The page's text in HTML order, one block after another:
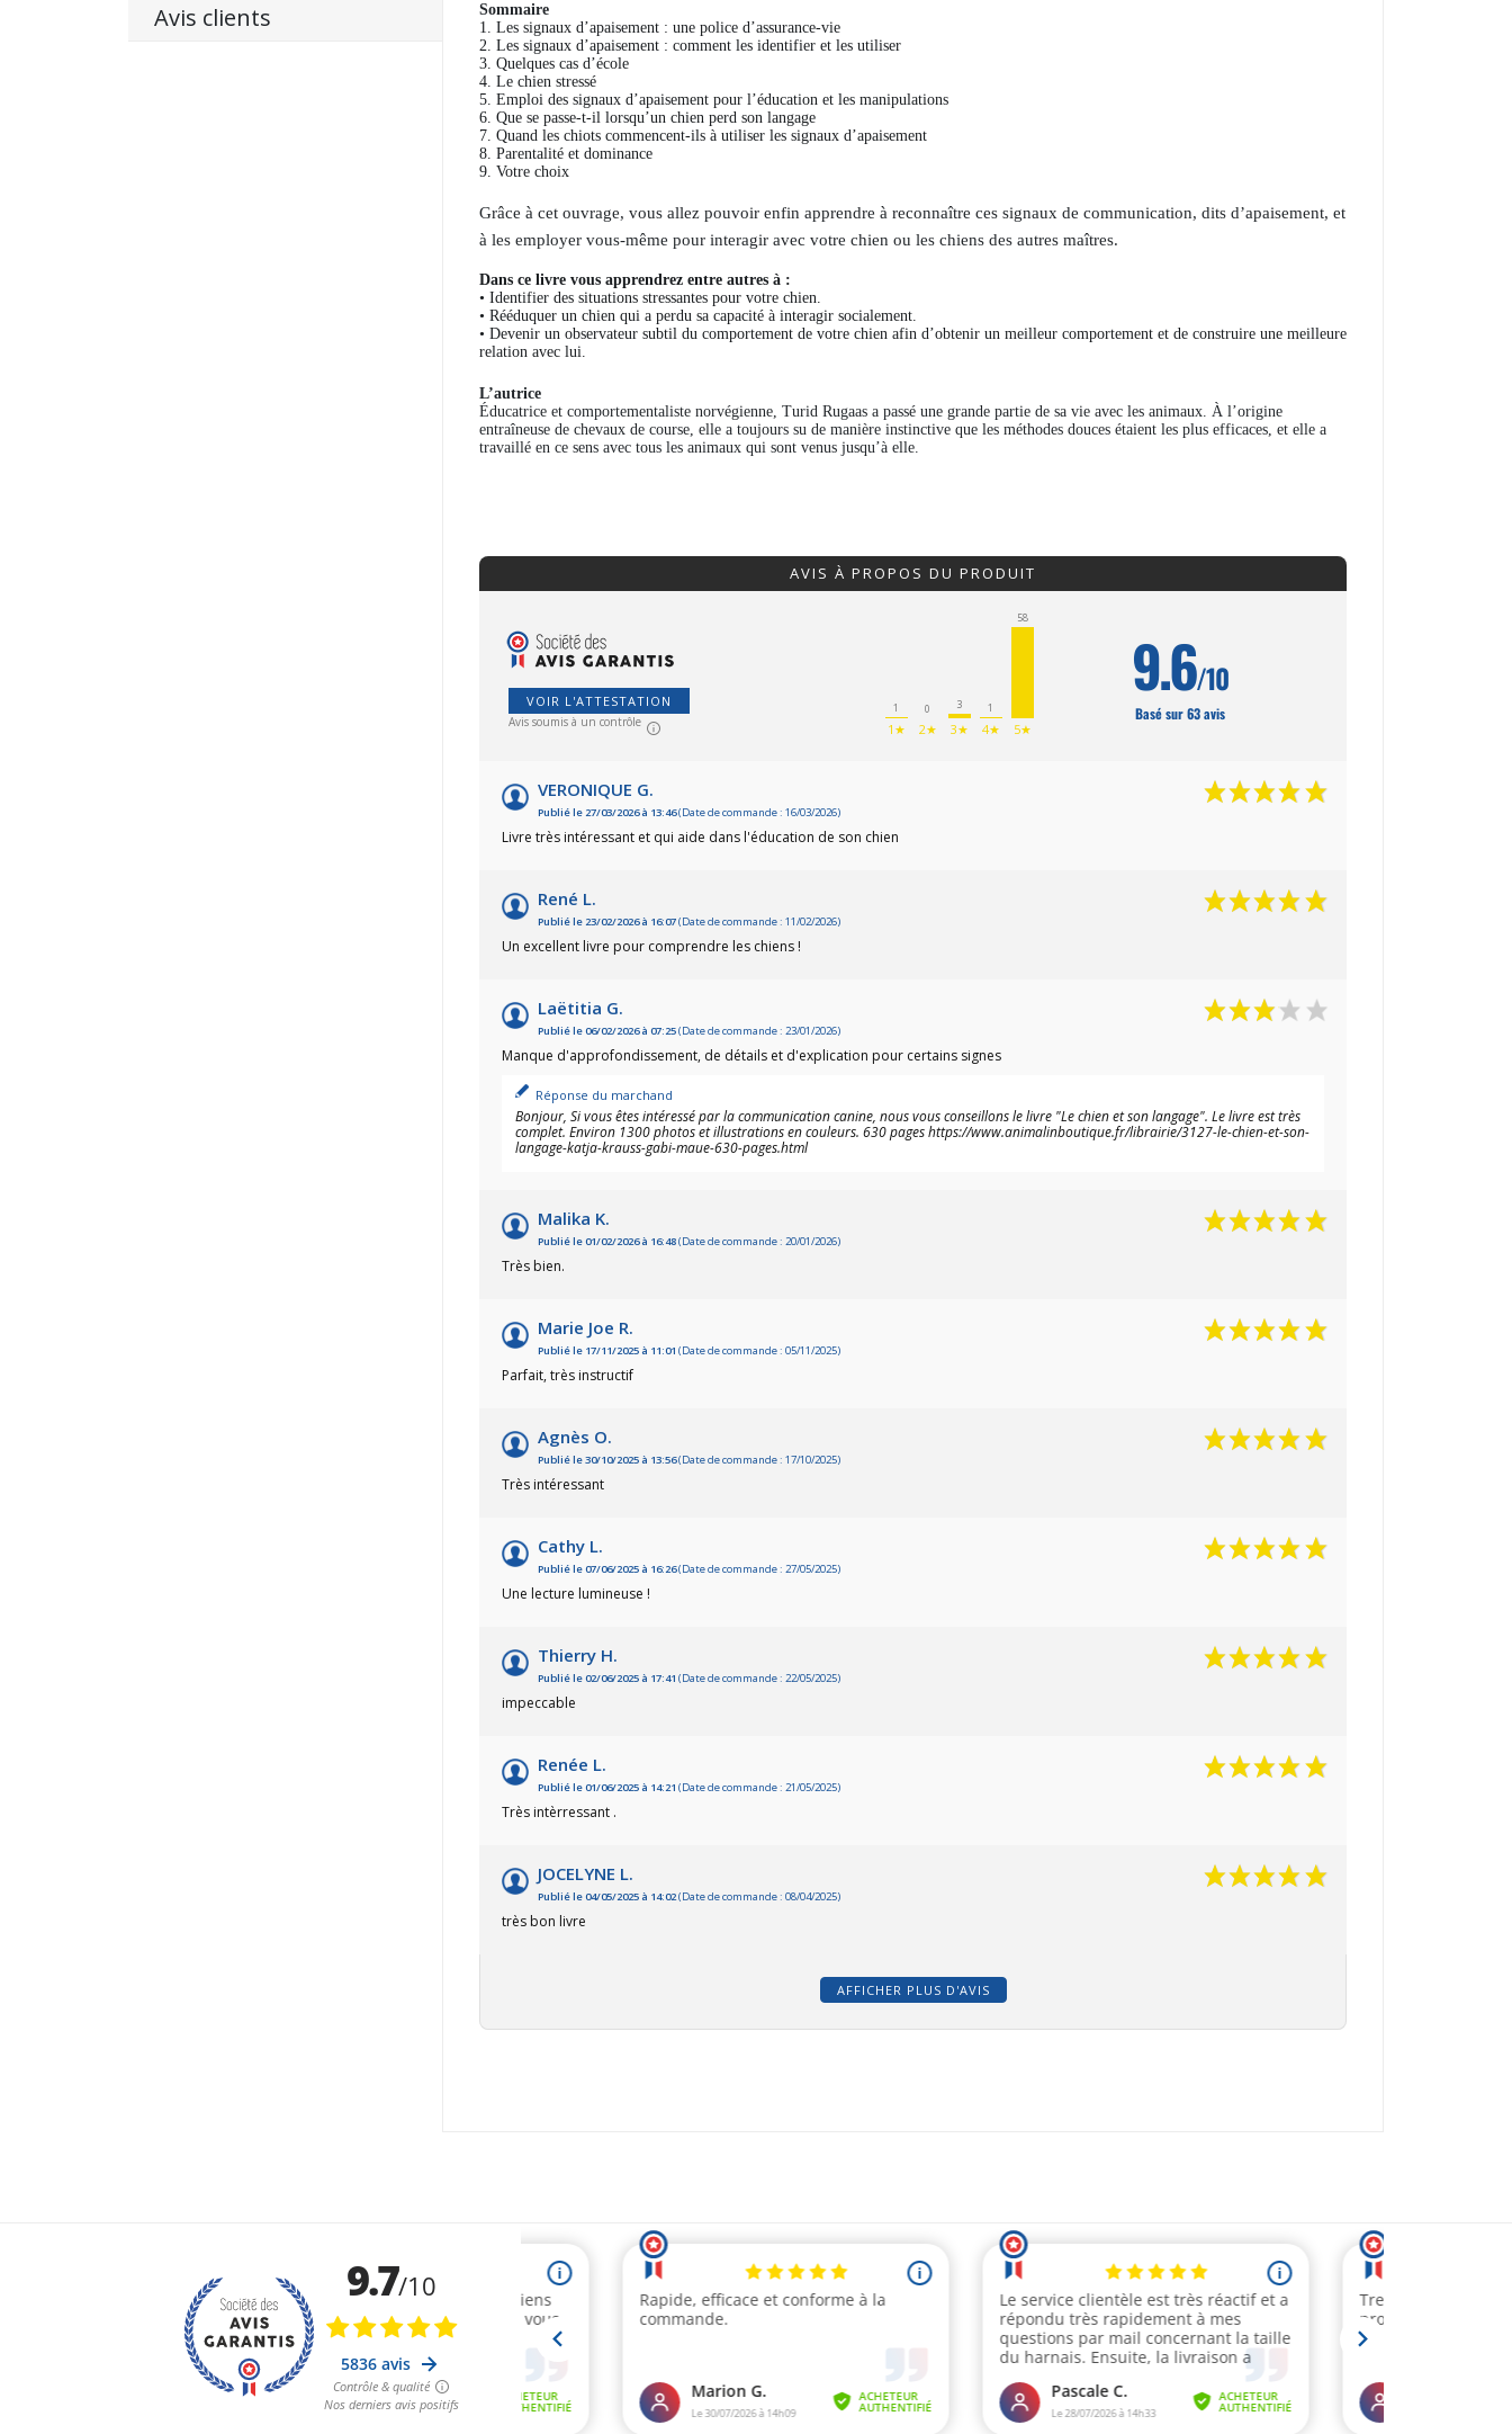
Avis clients
Sommaire
1. Les signaux d’apaisement : une police d’assurance-vie
2. Les signaux d’apaisement : comment les identifier et les utiliser
3. Quelques cas d’école
4. Le chien stressé
5. Emploi des signaux d’apaisement pour l’éducation et les manipulations
6. Que se passe-t-il lorsqu’un chien perd son langage
7. Quand les chiots commencent-ils à utiliser les signaux d’apaisement
8. Parentalité et dominance
9. Votre choix
Grâce à cet ouvrage, vous allez pouvoir enfin apprendre à reconnaître ces signaux de communication, dits d’apaisement, et
à les employer vous-même pour interagir avec votre chien ou les chiens des autres maîtres.
Dans ce livre vous apprendrez entre autres à :
• Identifier des situations stressantes pour votre chien.
• Rééduquer un chien qui a perdu sa capacité à interagir socialement.
• Devenir un observateur subtil du comportement de votre chien afin d’obtenir un meilleur comportement et de construire une meilleure
relation avec lui.
L’autrice
Éducatrice et comportementaliste norvégienne, Turid Rugaas a passé une grande partie de sa vie avec les animaux. À l’origine
entraîneuse de chevaux de course, elle a toujours su de manière instinctive que les méthodes douces étaient les plus efficaces, et elle a
travaillé en ce sens avec tous les animaux qui sont venus jusqu’à elle.
AVIS À PROPOS DU PRODUIT
VOIR L'ATTESTATION
Avis soumis à un contrôle
1
1★
0
2★
3
3★
1
4★
58
5★
9.6/10
Basé sur 63 avis
VERONIQUE G.
Publié le 27/03/2026 à 13:46(Date de commande : 16/03/2026)
Livre très intéressant et qui aide dans l'éducation de son chien
René L.
Publié le 23/02/2026 à 16:07(Date de commande : 11/02/2026)
Un excellent livre pour comprendre les chiens !
Laëtitia G.
Publié le 06/02/2026 à 07:25(Date de commande : 23/01/2026)
Manque d'approfondissement, de détails et d'explication pour certains signes
Réponse du marchand
Bonjour, Si vous êtes intéressé par la communication canine, nous vous conseillons le livre "Le chien et son langage". Le livre est très
complet. Environ 1300 photos et illustrations en couleurs. 630 pages https://www.animalinboutique.fr/librairie/3127-le-chien-et-son-
langage-katja-krauss-gabi-maue-630-pages.html
Malika K.
Publié le 01/02/2026 à 16:48(Date de commande : 20/01/2026)
Très bien.
Marie Joe R.
Publié le 17/11/2025 à 11:01 (Date de commande : 05/11/2025)
Parfait, très instructif
Agnès O.
Publié le 30/10/2025 à 13:56(Date de commande : 17/10/2025)
Très intéressant
Cathy L.
Publié le 07/06/2025 à 16:26(Date de commande : 27/05/2025)
Une lecture lumineuse !
Thierry H.
Publié le 02/06/2025 à 17:41 (Date de commande : 22/05/2025)
impeccable
Renée L.
Publié le 01/06/2025 à 14:21 (Date de commande : 21/05/2025)
Très intèrressant .
JOCELYNE L.
Publié le 04/05/2025 à 14:02(Date de commande : 08/04/2025)
très bon livre
AFFICHER PLUS D'AVIS